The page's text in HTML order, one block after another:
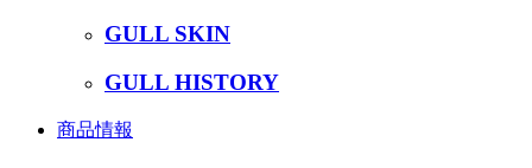
GULL SKIN
GULL HISTORY
商品情報